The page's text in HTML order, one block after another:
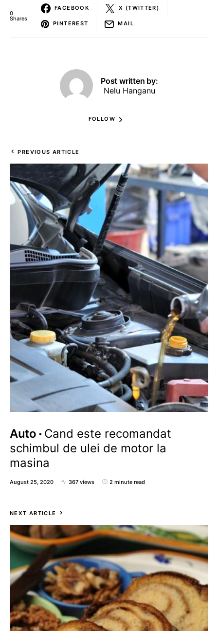
0
Shares
FACEBOOK X (TWITTER)
PINTEREST MAIL
Post written by:
Nelu Hanganu
FOLLOW
PREVIOUS ARTICLE
Auto
Cand este recomandat
schimbul de ulei de motor la
masina
August 25, 2020 367 views 2 minute read
NEXT ARTICLE